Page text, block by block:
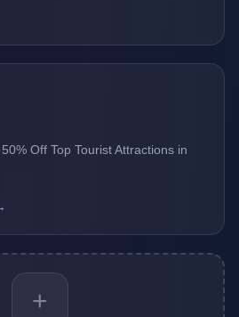
Off Top Tourist Attractions in
+